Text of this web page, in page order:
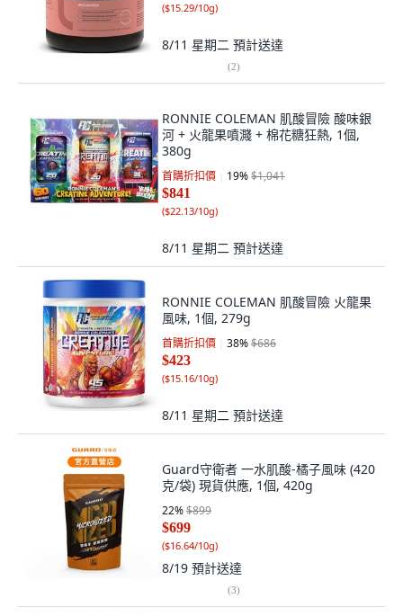
($15.29/10g)
8/11 星期二 預計送達
(2)
RONNIE COLEMAN 肌酸冒險 酸味銀
河 + 火龍果噴濺 + 棉花糖狂熱, 1個,
380g
首購折扣價 19%$1,041
$841
($22.13/10g)
8/11 星期二 預計送達
RONNIE COLEMAN 肌酸冒險 火龍果
風味, 1個, 279g
首購折扣價 38%$686
$423
($15.16/10g)
8/11 星期二 預計送達
Guard守衛者 一水肌酸-橘子風味 (420
克/袋) 現貨供應, 1個, 420g
22%$899
$699
($16.64/10g)
8/19 預計送達
(3)